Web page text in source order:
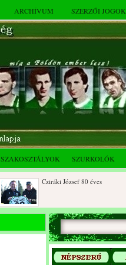
ARCHÍVUM SZERZŐI JOGOK
SZAKOSZTÁLYOK SZURKOLÓK
Cziráki József 80 éves
Dálnoki József 90 éves